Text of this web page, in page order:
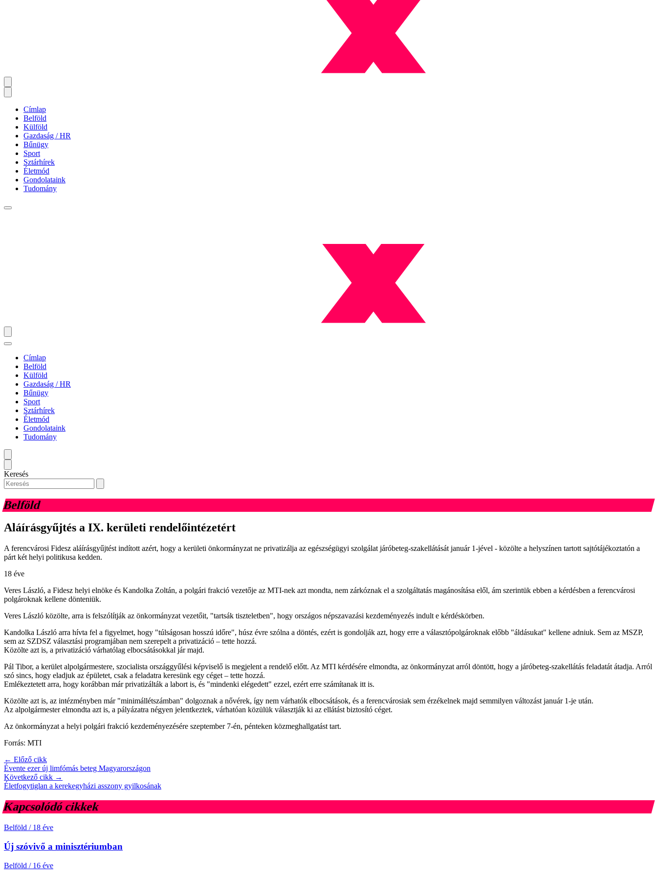
Címlap
Belföld
Külföld
Gazdaság / HR
Bűnügy
Sport
Sztárhírek
Életmód
Gondolataink
Tudomány
Címlap
Belföld
Külföld
Gazdaság / HR
Bűnügy
Sport
Sztárhírek
Életmód
Gondolataink
Tudomány
Keresés
Belföld
Aláírásgyűjtés a IX. kerületi rendelőintézetért
A ferencvárosi Fidesz aláírásgyűjtést indított azért, hogy a kerületi önkormányzat ne privatizálja az egészségügyi szolgálat járóbeteg-szakellátását január 1-jével - közölte a helyszínen tartott sajtótájékoztatón a
párt két helyi politikusa kedden.
18 éve
Veres László, a Fidesz helyi elnöke és Kandolka Zoltán, a polgári frakció vezetője az MTI-nek azt mondta, nem zárkóznak el a szolgáltatás magánosítása elől, ám szerintük ebben a kérdésben a ferencvárosi
polgároknak kellene dönteniük.
Veres László közölte, arra is felszólítják az önkormányzat vezetőit, "tartsák tiszteletben", hogy országos népszavazási kezdeményezés indult e kérdéskörben.
Kandolka László arra hívta fel a figyelmet, hogy "túlságosan hosszú időre", húsz évre szólna a döntés, ezért is gondolják azt, hogy erre a választópolgároknak előbb "áldásukat" kellene adniuk. Sem az MSZP,
sem az SZDSZ választási programjában nem szerepelt a privatizáció – tette hozzá.
Közölte azt is, a privatizáció várhatólag elbocsátásokkal jár majd.
Pál Tibor, a kerület alpolgármestere, szocialista országgyűlési képviselő is megjelent a rendelő előtt. Az MTI kérdésére elmondta, az önkormányzat arról döntött, hogy a járóbeteg-szakellátás feladatát átadja. Arról
szó sincs, hogy eladjuk az épületet, csak a feladatra keresünk egy céget – tette hozzá.
Emlékeztetett arra, hogy korábban már privatizálták a labort is, és "mindenki elégedett" ezzel, ezért erre számítanak itt is.
Közölte azt is, az intézményben már "minimállétszámban" dolgoznak a nővérek, így nem várhatók elbocsátások, és a ferencvárosiak sem érzékelnek majd semmilyen változást január 1-je után.
Az alpolgármester elmondta azt is, a pályázatra négyen jelentkeztek, várhatóan közülük választják ki az ellátást biztosító céget.
Az önkormányzat a helyi polgári frakció kezdeményezésére szeptember 7-én, pénteken közmeghallgatást tart.
Forrás: MTI
← Előző cikk
Évente ezer új limfómás beteg Magyarországon
Következő cikk →
Életfogytiglan a kerekegyházi asszony gyilkosának
Kapcsolódó cikkek
Belföld / 18 éve
Új szóvivő a minisztériumban
Belföld / 16 éve